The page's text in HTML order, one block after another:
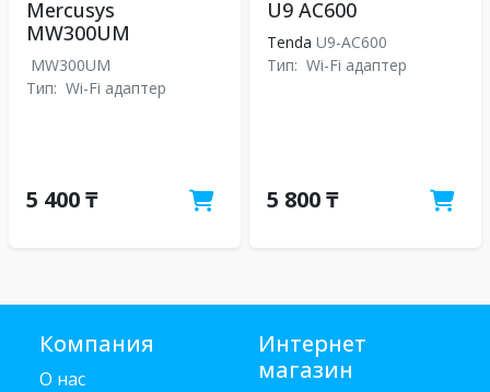
Mercusys
MW300UM
MW300UM
Тип: Wi-Fi адаптер
5 400 ₸
U9 AC600
Tenda U9-AC600
Тип: Wi-Fi адаптер
5 800 ₸
Компания
О нас
Интернет
магазин